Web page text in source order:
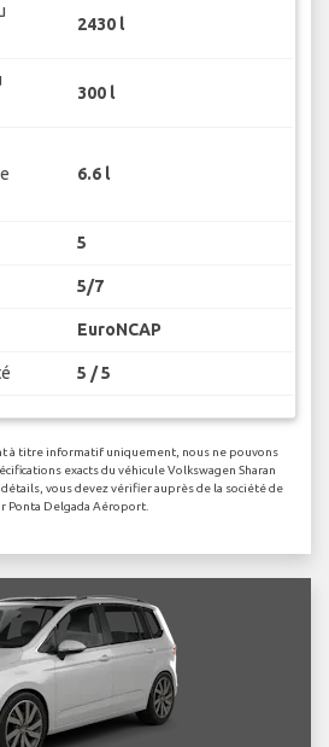
2430 l
300 l
6.6 l
5
5/7
EuroNCAP
5 / 5
à titre informatif uniquement, nous ne pouvons
exacts du véhicule Volkswagen Sharan
vous devez vérifier auprès de la société de
Ponta Delgada Aéroport.